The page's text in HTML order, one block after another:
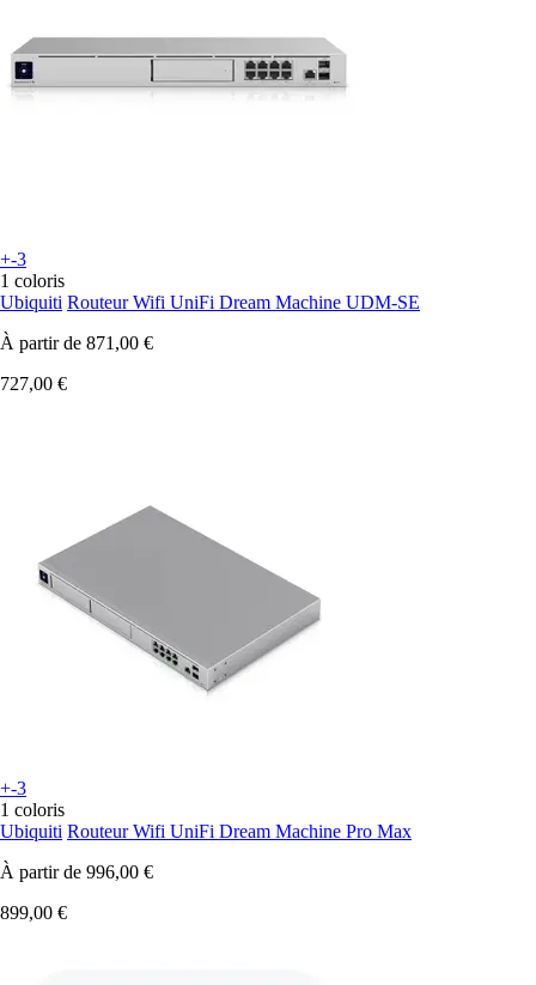
+-3
1 coloris
Ubiquiti Routeur Wifi UniFi Dream Machine UDM-SE
À partir de 871,00 €
727,00 €
+-3
1 coloris
Ubiquiti Routeur Wifi UniFi Dream Machine Pro Max
À partir de 996,00 €
899,00 €